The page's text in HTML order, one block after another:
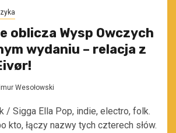
oblicza Wysp Owczych
wydaniu – relacja z
Wesołowski
/ Sigga Ella Pop, indie, electro, folk.
kto, łączy nazwy tych czterech słów.